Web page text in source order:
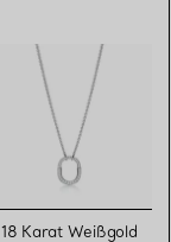
18 Karat Weißgold